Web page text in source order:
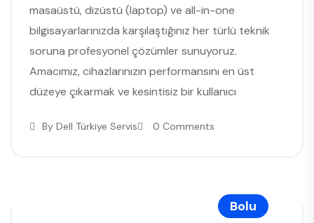
masaüstü, dizüstü (laptop) ve all-in-one
bilgisayarlarınızda karşılaştığınız her türlü teknik
soruna profesyonel çözümler sunuyoruz.
Amacımız, cihazlarınızın performansını en üst
düzeye çıkarmak ve kesintisiz bir kullanıcı
By Dell Türkiye Servis 0 Comments
Bolu